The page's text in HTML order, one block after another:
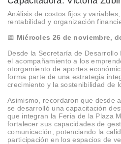
Análisis de costos fijos y
rentabilidad y organización
📅 Miércoles 26 de noviembre,
Desde la Secretaría de Desarrollo
el acompañamiento a los
otorgamiento de aportes
forma parte de una estrategia
crecimiento y la sostenibilidad de
Asimismo, recordaron que desde
se desarrolló una capacitación
que integran la Feria de la Plaza
fortalecer sus capacidades de
comunicación, potenciando la
participación en los espacios de